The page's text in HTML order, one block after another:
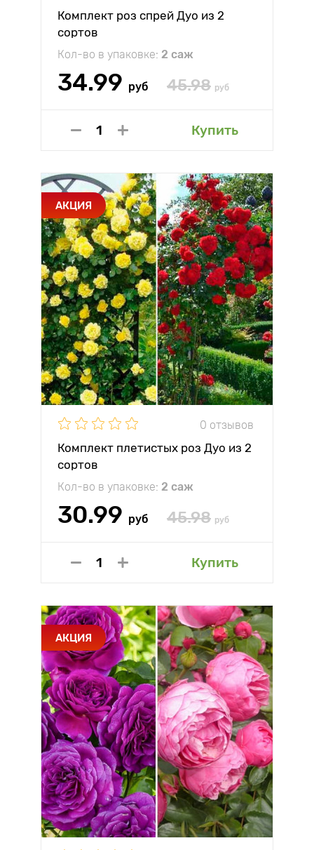
Комплект роз спрей Дуо из 2
сортов
Кол-во в упаковке: 2 саж
34.99 руб 45.98 руб
Купить
АКЦИЯ
0 отзывов
Комплект плетистых роз Дуо из 2
сортов
Кол-во в упаковке: 2 саж
30.99 руб 45.98 руб
Купить
АКЦИЯ